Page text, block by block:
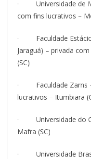
· Universidade de
com fins lucrativos –
· Faculdade Estácio
Jaraguá) – privada
(SC)
· Faculdade Zarns –
lucrativos – Itumbiara
· Universidade do
Mafra (SC)
· Universidade